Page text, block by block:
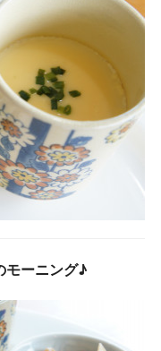
モーニング♪